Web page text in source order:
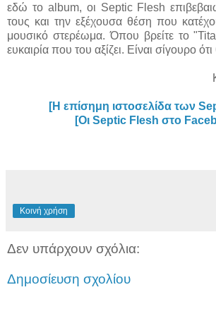
εδώ το album, οι Septic Flesh
τους και την εξέχουσα θέση που
μουσικό στερέωμα. Όπου βρείτε το
ευκαιρία που του αξίζει. Είναι σίγουρο
[Η επίσημη ιστοσελίδα των
[Οι Septic Flesh στο
Κοινή χρήση
Δεν υπάρχουν σχόλια:
Δημοσίευση σχολίου